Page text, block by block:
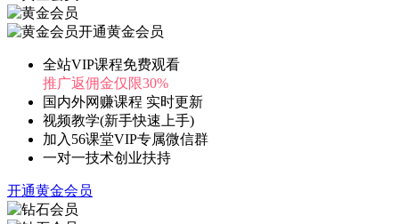
开通黄金会员
全站VIP课程免费观看
推广返佣金仅限30%
国内外网赚课程 实时更新
视频教学(新手快速上手)
加入56课堂VIP专属微信群
一对一技术创业扶持
开通黄金会员